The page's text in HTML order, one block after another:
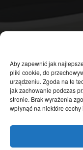
Aby zapewnić jak
pliki cookie, do
urządzeniu. Zgoda na te
jak zachowanie podczas
stronie. Brak wyrażenia
wpłynąć na niektóre cechy
Temat dnia
Publicystyka
Polityka
Polska
Społeczeństwo